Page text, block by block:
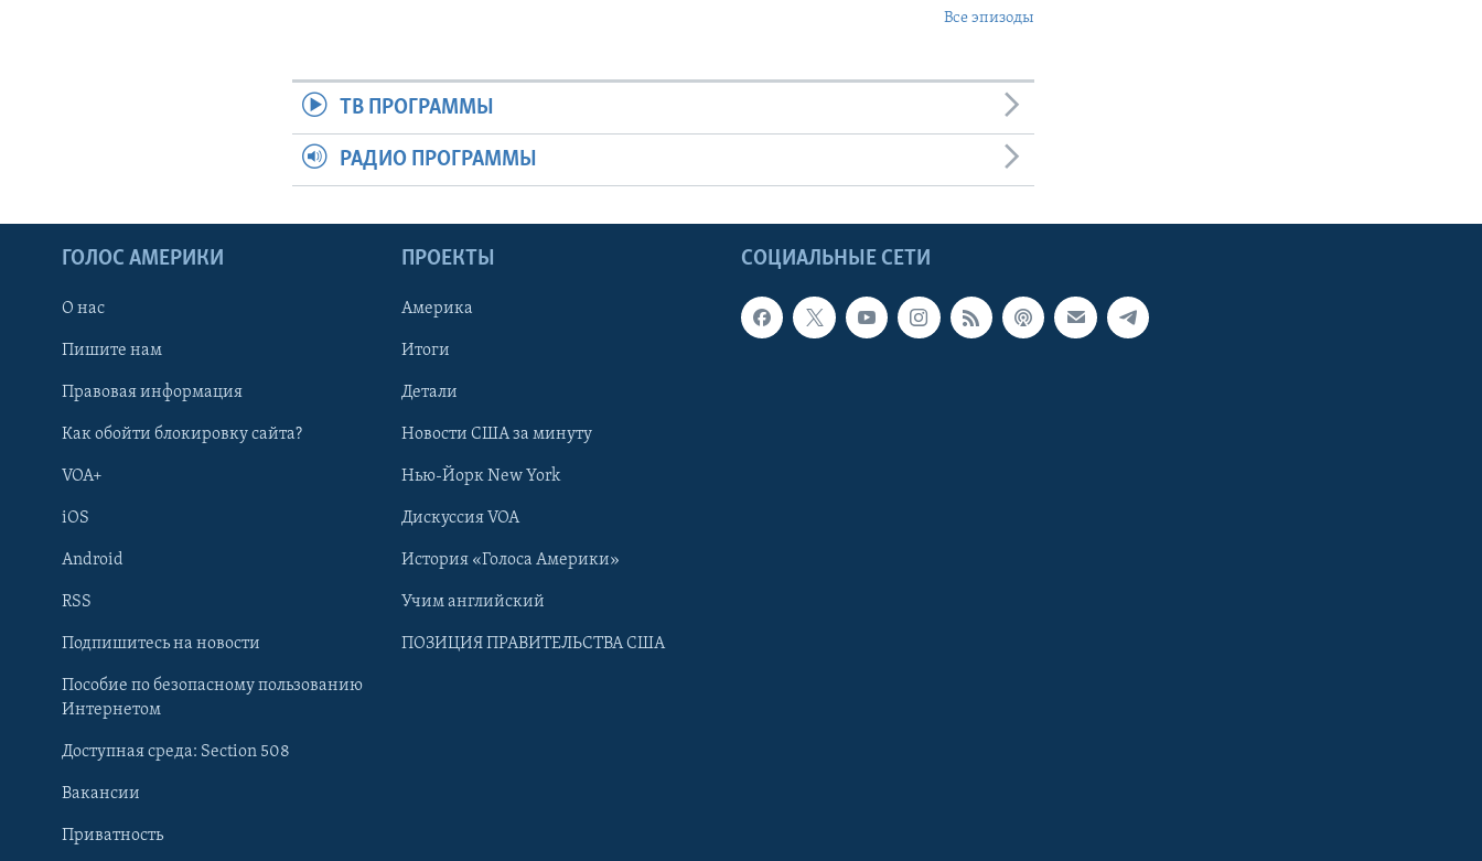
Learning English
Языки
Все эпизоды
ТВ ПРОГРАММЫ
РАДИО ПРОГРАММЫ
СОЦИАЛЬНЫЕ СЕТИ
ГОЛОС АМЕРИКИ
О нас
Пишите нам
Правовая информация
Как обойти блокировку сайта?
VOA+
iOS
Android
RSS
Подпишитесь на новости
Пособие по безопасному пользованию
Интернетом
Доступная среда: Section 508
Вакансии
Приватность
ПРОЕКТЫ
Америка
Итоги
Детали
Новости США за минуту
Нью-Йорк New York
Дискуссия VOA
История «Голоса Америки»
Учим английский
ПОЗИЦИЯ ПРАВИТЕЛЬСТВА США